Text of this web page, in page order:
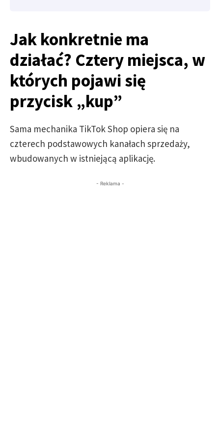
Jak konkretnie ma
działać? Cztery miejsca, w
których pojawi się
przycisk „kup”
Sama mechanika TikTok Shop opiera się na
czterech podstawowych kanałach sprzedaży,
wbudowanych w istniejącą aplikację.
- Reklama -